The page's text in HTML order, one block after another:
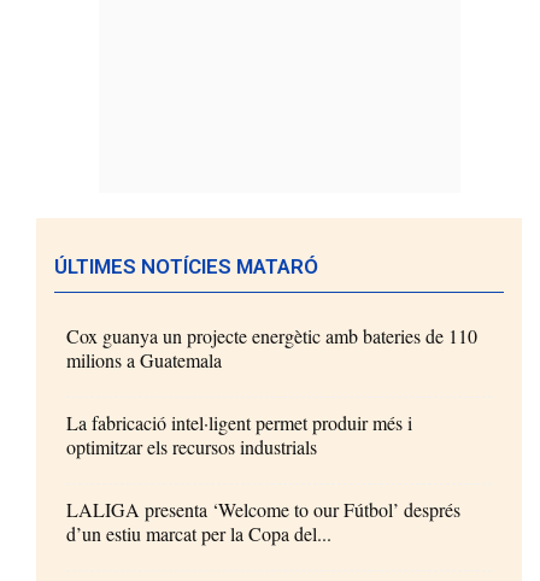
ÚLTIMES NOTÍCIES MATARÓ
Cox guanya un projecte energètic amb bateries de 110
milions a Guatemala
La fabricació intel·ligent permet produir més i
optimitzar els recursos industrials
LALIGA presenta ‘Welcome to our Fútbol’ després
d’un estiu marcat per la Copa del...